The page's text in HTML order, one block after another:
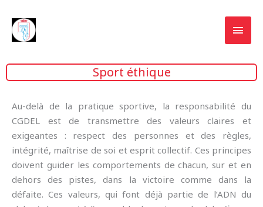
content
Sport éthique
Au-delà de la pratique sportive, la responsabilité du
CGDEL est de transmettre des valeurs claires et
exigeantes : respect des personnes et des règles,
intégrité, maîtrise de soi et esprit collectif. Ces principes
doivent guider les comportements de chacun, sur et en
dehors des pistes, dans la victoire comme dans la
défaite. Ces valeurs, qui font déjà partie de l’ADN du